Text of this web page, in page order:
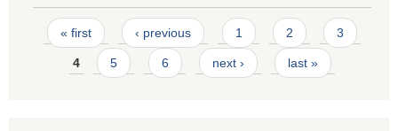
Pages
« first ‹ previous 1 2 3
4 5 6 next › last »